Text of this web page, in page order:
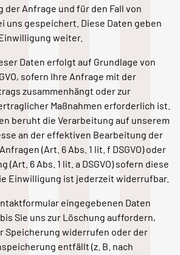
der Anfrage und für den Fall von
uns gespeichert. Diese Daten geben
weiter.
Daten erfolgt auf Grundlage von
sofern Ihre Anfrage mit der
zusammenhängt oder zur
Maßnahmen erforderlich ist.
beruht die Verarbeitung auf unserem
an der effektiven Bearbeitung der
(Art. 6 Abs. 1 lit. f DSGVO) oder
(Art. 6 Abs. 1 lit. a DSGVO) sofern diese
Einwilligung ist jederzeit widerrufbar.
eingegebenen Daten
Sie uns zur Löschung auffordern,
Speicherung widerrufen oder der
entfällt (z. B. nach